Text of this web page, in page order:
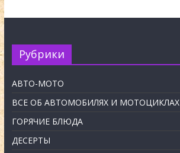
Рубрики
АВТО-МОТО
ВСЕ ОБ АВТОМОБИЛЯХ И МОТОЦИКЛАХ
ГОРЯЧИЕ БЛЮДА
ДЕСЕРТЫ